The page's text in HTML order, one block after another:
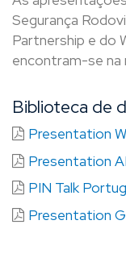
Segurança
Partnership e do
encontram-se na
Biblioteca de
Presentation
Presentation
PIN Talk
Presentation